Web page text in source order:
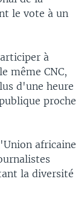
le vote à un
à
même CNC,
d'une heure
proche
africaine
la diversité